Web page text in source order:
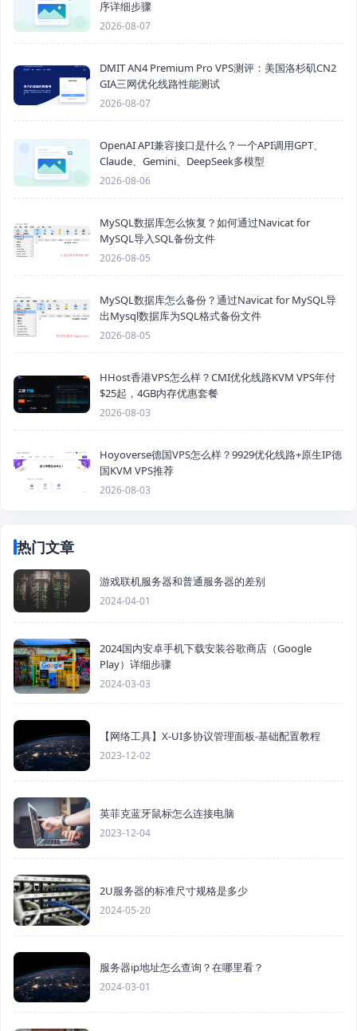
序详细步骤
2026-08-07
DMIT AN4 Premium Pro VPS测评：美国洛杉矶CN2
GIA三网优化线路性能测试
2026-08-07
OpenAI API兼容接口是什么？一个API调用GPT、
Claude、Gemini、DeepSeek多模型
2026-08-06
MySQL数据库怎么恢复？如何通过Navicat for
MySQL导入SQL备份文件
2026-08-05
MySQL数据库怎么备份？通过Navicat for MySQL导
出Mysql数据库为SQL格式备份文件
2026-08-05
HHost香港VPS怎么样？CMI优化线路KVM VPS年付
$25起，4GB内存优惠套餐
2026-08-03
Hoyoverse德国VPS怎么样？9929优化线路+原生IP德
国KVM VPS推荐
2026-08-03
热门文章
游戏联机服务器和普通服务器的差别
2024-04-01
2024国内安卓手机下载安装谷歌商店（Google
Play）详细步骤
2024-03-03
【网络工具】X-UI多协议管理面板-基础配置教程
2023-12-02
英菲克蓝牙鼠标怎么连接电脑
2023-12-04
2U服务器的标准尺寸规格是多少
2024-05-20
服务器ip地址怎么查询？在哪里看？
2024-03-01